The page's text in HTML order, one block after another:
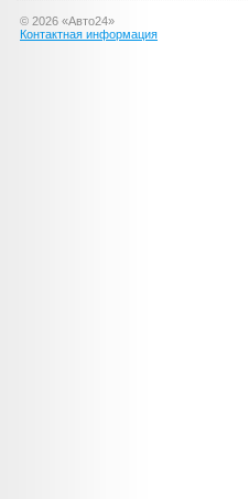
© 2026 «Авто24»
Контактная информация